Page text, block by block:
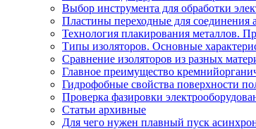
Выбор инструмента для обработки
Пластины переходные для
Технология плакирования металлов.
Типы изоляторов. Основные
Сравнение изоляторов из разных
Главное преимущество
Гидрофобные свойства поверхности
Проверка фазировки
Статьи архивные
Для чего нужен плавный пуск